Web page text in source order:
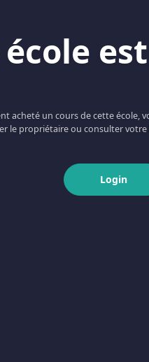
acheté un cours de cette école,
le propriétaire ou consulter
Login